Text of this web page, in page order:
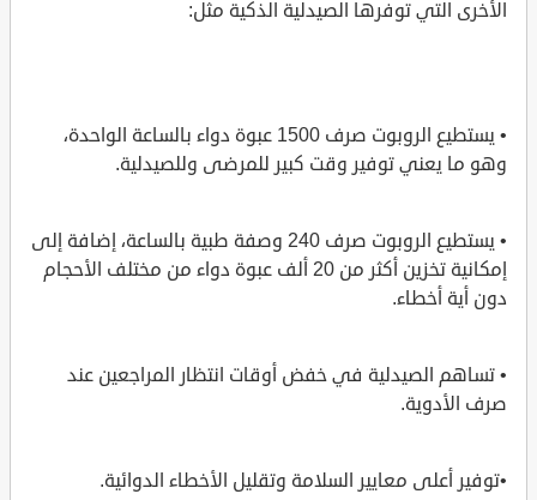
الأخرى التي توفرها الصيدلية الذكية مثل:
• يستطيع الروبوت صرف 1500 عبوة دواء بالساعة الواحدة،
وهو ما يعني توفير وقت كبير للمرضى وللصيدلية.
• يستطيع الروبوت صرف 240 وصفة طبية بالساعة، إضافة إلى
إمكانية تخزين أكثر من 20 ألف عبوة دواء من مختلف الأحجام
دون أية أخطاء.
• تساهم الصيدلية في خفض أوقات انتظار المراجعين عند
صرف الأدوية.
•توفير أعلى معايير السلامة وتقليل الأخطاء الدوائية.